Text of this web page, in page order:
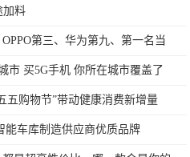
加料
第三、华为第九、第一名当
市 买5G手机 你所在城市覆盖了
五购物节”带动健康消费新增量
能车库制造供应商优质品牌